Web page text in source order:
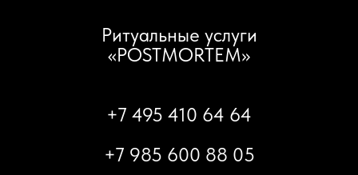
Ритуальные услуги
«POSTMORTEM»
+7 495 410 64 64
+7 985 600 88 05